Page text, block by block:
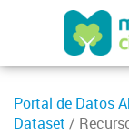
Portal de Datos
Dataset /